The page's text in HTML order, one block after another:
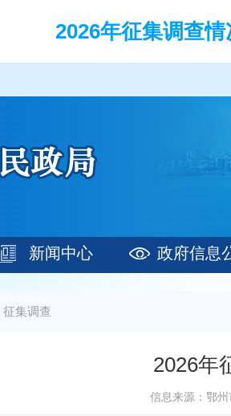
2026年征集调查
新闻中心 政府信息
征集调查
2026年
信息来源：鄂州